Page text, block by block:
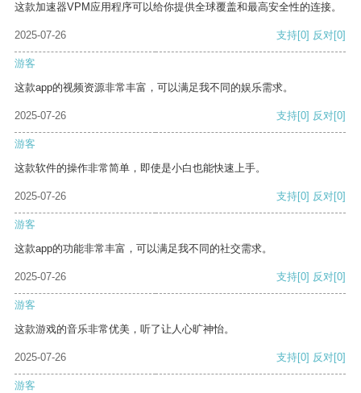
这款加速器VPM应用程序可以给你提供全球覆盖和最高安全性的连接。
2025-07-26 支持[0] 反对[0]
游客
这款app的视频资源非常丰富，可以满足我不同的娱乐需求。
2025-07-26 支持[0] 反对[0]
游客
这款软件的操作非常简单，即使是小白也能快速上手。
2025-07-26 支持[0] 反对[0]
游客
这款app的功能非常丰富，可以满足我不同的社交需求。
2025-07-26 支持[0] 反对[0]
游客
这款游戏的音乐非常优美，听了让人心旷神怡。
2025-07-26 支持[0] 反对[0]
游客